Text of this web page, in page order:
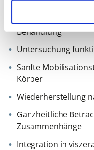
Behandlung
Untersuchung
Sanfte
Körper
Wiederherstellung
Ganzheitliche
Zusammenhänge
Integration in